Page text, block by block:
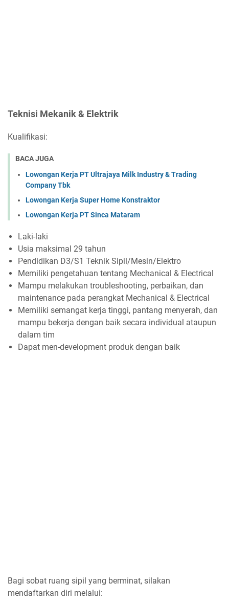
Teknisi Mekanik & Elektrik
Kualifikasi:
BACA JUGA
Lowongan Kerja PT Ultrajaya Milk Industry & Trading
Company Tbk
Lowongan Kerja Super Home Konstraktor
Lowongan Kerja PT Sinca Mataram
Laki-laki
Usia maksimal 29 tahun
Pendidikan D3/S1 Teknik Sipil/Mesin/Elektro
Memiliki pengetahuan tentang Mechanical & Electrical
Mampu melakukan troubleshooting, perbaikan, dan
maintenance pada perangkat Mechanical & Electrical
Memiliki semangat kerja tinggi, pantang menyerah, dan
mampu bekerja dengan baik secara individual ataupun
dalam tim
Dapat men-development produk dengan baik
Bagi sobat ruang sipil yang berminat, silakan
mendaftarkan diri melalui: